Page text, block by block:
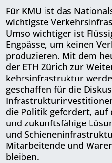
Für KMU ist das
wichtigste
Umso wichtiger ist
Engpässe, um keinen
produzieren. Mit dem
der ETH Zürich zur
kehrs­infrastruktur
geschaffen für die
die Politik gefordert, auf
und zukunftsfähige
und
Mitarbeitende und
bleiben.